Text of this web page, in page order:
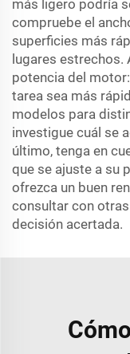
más ligero podría
compruebe el
superficies más
lugares
potencia del
tarea sea más
modelos para
investigue cuál se
último, tenga en
que se ajuste a su
ofrezca un buen
consultar con
decisión acertada.